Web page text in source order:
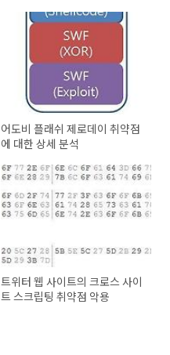
어도비 플래쉬 제로데이 취약점
에 대한 상세 분석
트위터 웹 사이트의 크로스 사이
트 스크립팅 취약점 악용